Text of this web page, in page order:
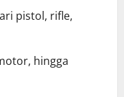
pistol, rifle,
hingga